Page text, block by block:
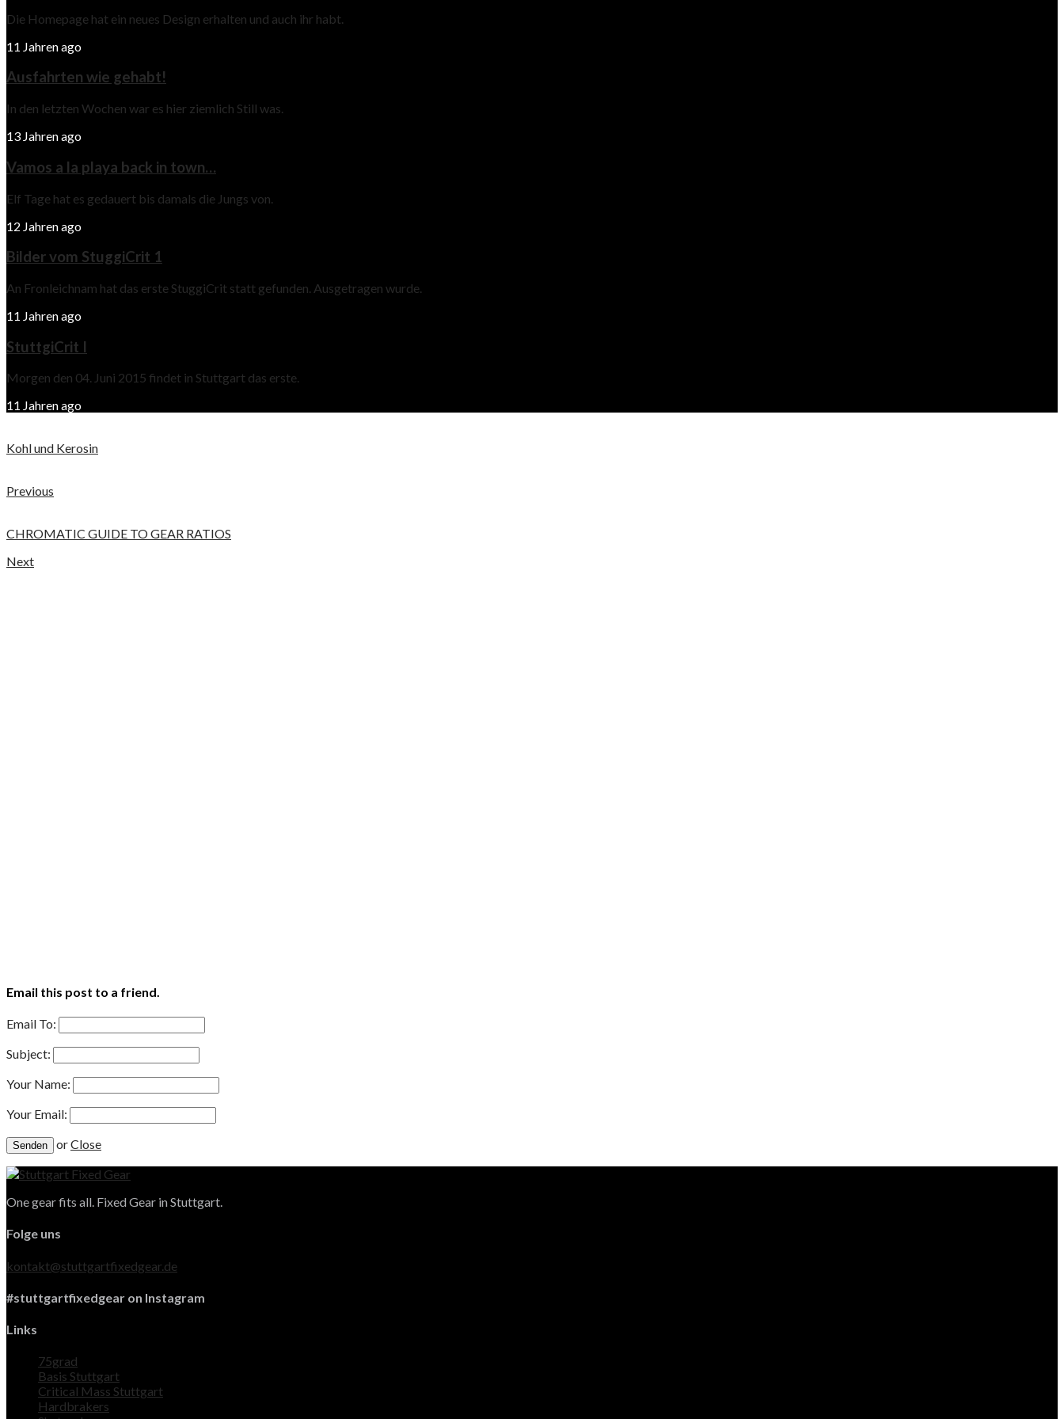
Die Homepage hat ein neues Design erhalten und auch ihr habt.
11 Jahren ago
Ausfahrten wie gehabt!
In den letzten Wochen war es hier ziemlich Still was.
13 Jahren ago
Vamos a la playa back in town…
Elf Tage hat es gedauert bis damals die Jungs von.
12 Jahren ago
Bilder vom StuggiCrit 1
An Fronleichnam hat das erste StuggiCrit statt gefunden. Ausgetragen wurde.
11 Jahren ago
StuttgiCrit I
Morgen den 04. Juni 2015 findet in Stuttgart das erste.
11 Jahren ago
Kohl und Kerosin
Previous
CHROMATIC GUIDE TO GEAR RATIOS
Next
Email this post to a friend.
Email To:
Subject:
Your Name:
Your Email:
orClose
One gear fits all. Fixed Gear in Stuttgart.
Folge uns
kontakt@stuttgartfixedgear.de
#stuttgartfixedgear on Instagram
Links
75grad
Basis Stuttgart
Critical Mass Stuttgart
Hardbrakers